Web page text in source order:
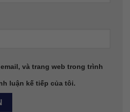
và trang web trong trình
luận kế tiếp của tôi.